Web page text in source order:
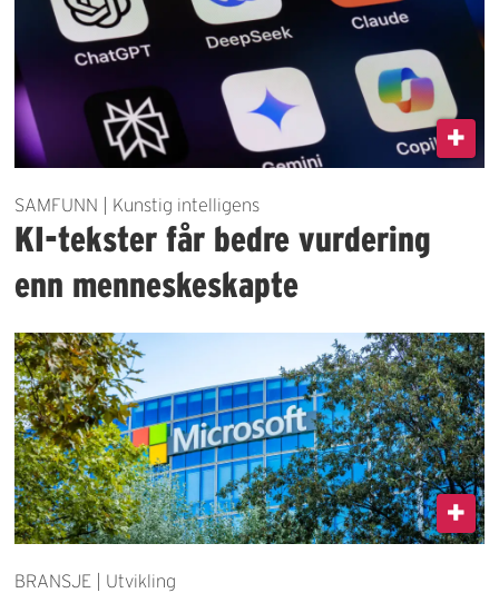
SAMFUNN | Kunstig intelligens
KI-tekster får bedre vurdering
enn menneskeskapte
BRANSJE | Utvikling